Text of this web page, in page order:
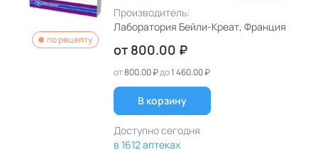
по рецепту
Производитель:
Лаборатория Бейли-Креат, Франция
от 800.00 ₽
от800.00 ₽до1 460.00 ₽
В корзину
Доступно сегодня
в 1612 аптеках